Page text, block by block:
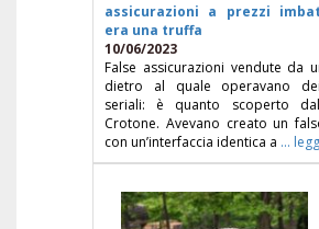
assicurazioni a prezzi
era una truffa
10/06/2023
False assicurazioni vendute da
dietro al quale operavano
seriali: è quanto scoperto
Crotone. Avevano creato un
con un’interfaccia identica a ...